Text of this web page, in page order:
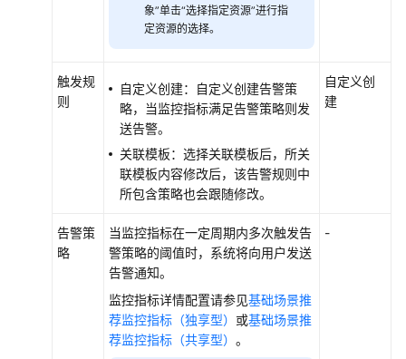
原
ELB
防
象”单击“选择指定资源”进行指
定资源的选择。
触发规
则
自定义创建：自定义创建告警策
略，当监控指标满足告警策略则发
送告警。
关联模板：选择关联模板后，所关
联模板内容修改后，该告警规则中
所包含策略也会跟随修改。
自定义创
建
告警策
略
当监控指标在一定周期内多次触发告
警策略的阈值时，系统将向用户发送
告警通知。
监控指标详情配置请参见基础场景推
荐监控指标（独享型） 或基础场景推
荐监控指标（共享型） 。
-